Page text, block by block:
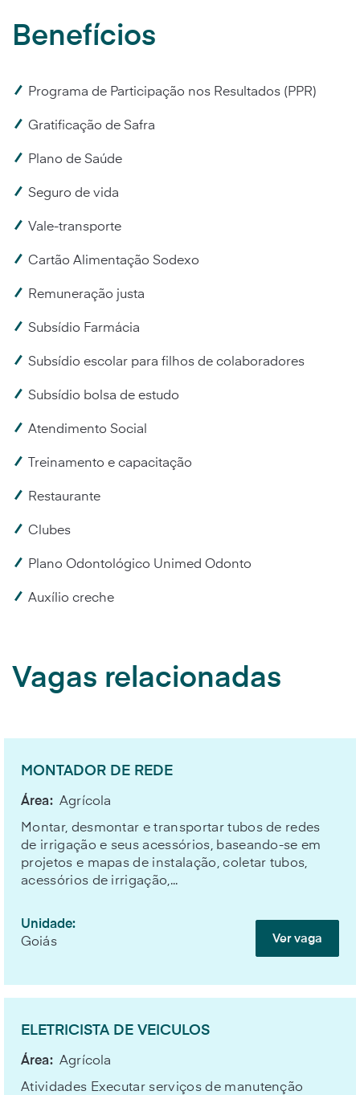
Benefícios
Programa de Participação nos Resultados (PPR)
Gratificação de Safra
Plano de Saúde
Seguro de vida
Vale-transporte
Cartão Alimentação Sodexo
Remuneração justa
Subsídio Farmácia
Subsídio escolar para filhos de colaboradores
Subsídio bolsa de estudo
Atendimento Social
Treinamento e capacitação
Restaurante
Clubes
Plano Odontológico Unimed Odonto
Auxílio creche
Vagas relacionadas
MONTADOR DE REDE
Área: Agrícola
Montar, desmontar e transportar tubos de redes
de irrigação e seus acessórios, baseando-se em
projetos e mapas de instalação, coletar tubos,
acessórios de irrigação,...
Unidade:
Goiás
Ver vaga
ELETRICISTA DE VEICULOS
Área: Agrícola
Atividades Executar serviços de manutenção